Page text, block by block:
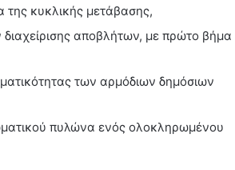
κυκλικής μετάβασης,
αποβλήτων, με πρώτο βήμα
των αρμόδιων δημόσιων
πυλώνα ενός ολοκληρωμένου